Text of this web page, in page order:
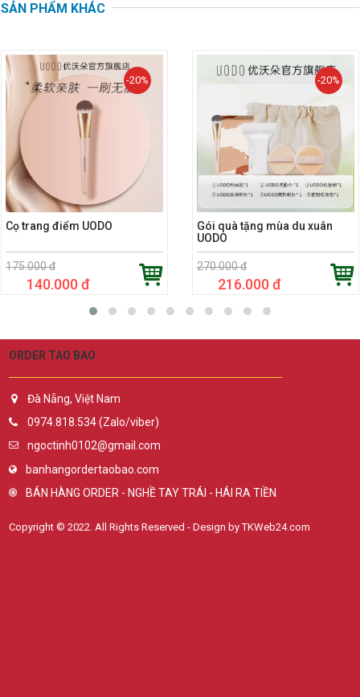
SẢN PHẨM KHÁC
-20%
Cọ trang điểm UODO
175.000 đ
140.000 đ
-20%
Gói quà tặng mùa du xuân
UODO
270.000 đ
216.000 đ
ORDER TAO BAO
Đà Nẵng, Việt Nam
0974.818.534 (Zalo/viber)
ngoctinh0102@gmail.com
banhangordertaobao.com
BÁN HÀNG ORDER - NGHỀ TAY TRÁI - HÁI RA TIỀN
Copyright © 2022. All Rights Reserved - Design by TKWeb24.com